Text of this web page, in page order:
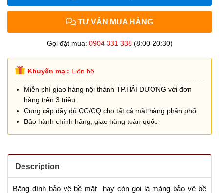
TƯ VẤN MUA HÀNG
Gọi đặt mua: 0904 331 338(8:00-20:30)
Khuyến mại: Liên hệ
Miễn phí giao hàng nội thành TP.HẢI DƯƠNG với đơn
hàng trên 3 triệu
Cung cấp đầy đủ CO/CQ cho tất cả mặt hàng phân phối
Bảo hành chính hãng, giao hàng toàn quốc
Description
Băng dínhbảo vệ bề mặt hay còn gọi là màng bảo vệ bề